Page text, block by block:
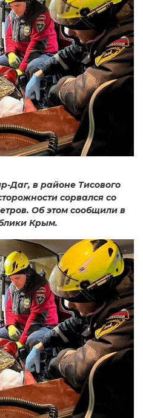
Даг, в районе Тисового
сорвался со
Об этом сообщили в
Крым.